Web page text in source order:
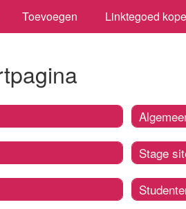
Toevoegen Linktegoed
Stage